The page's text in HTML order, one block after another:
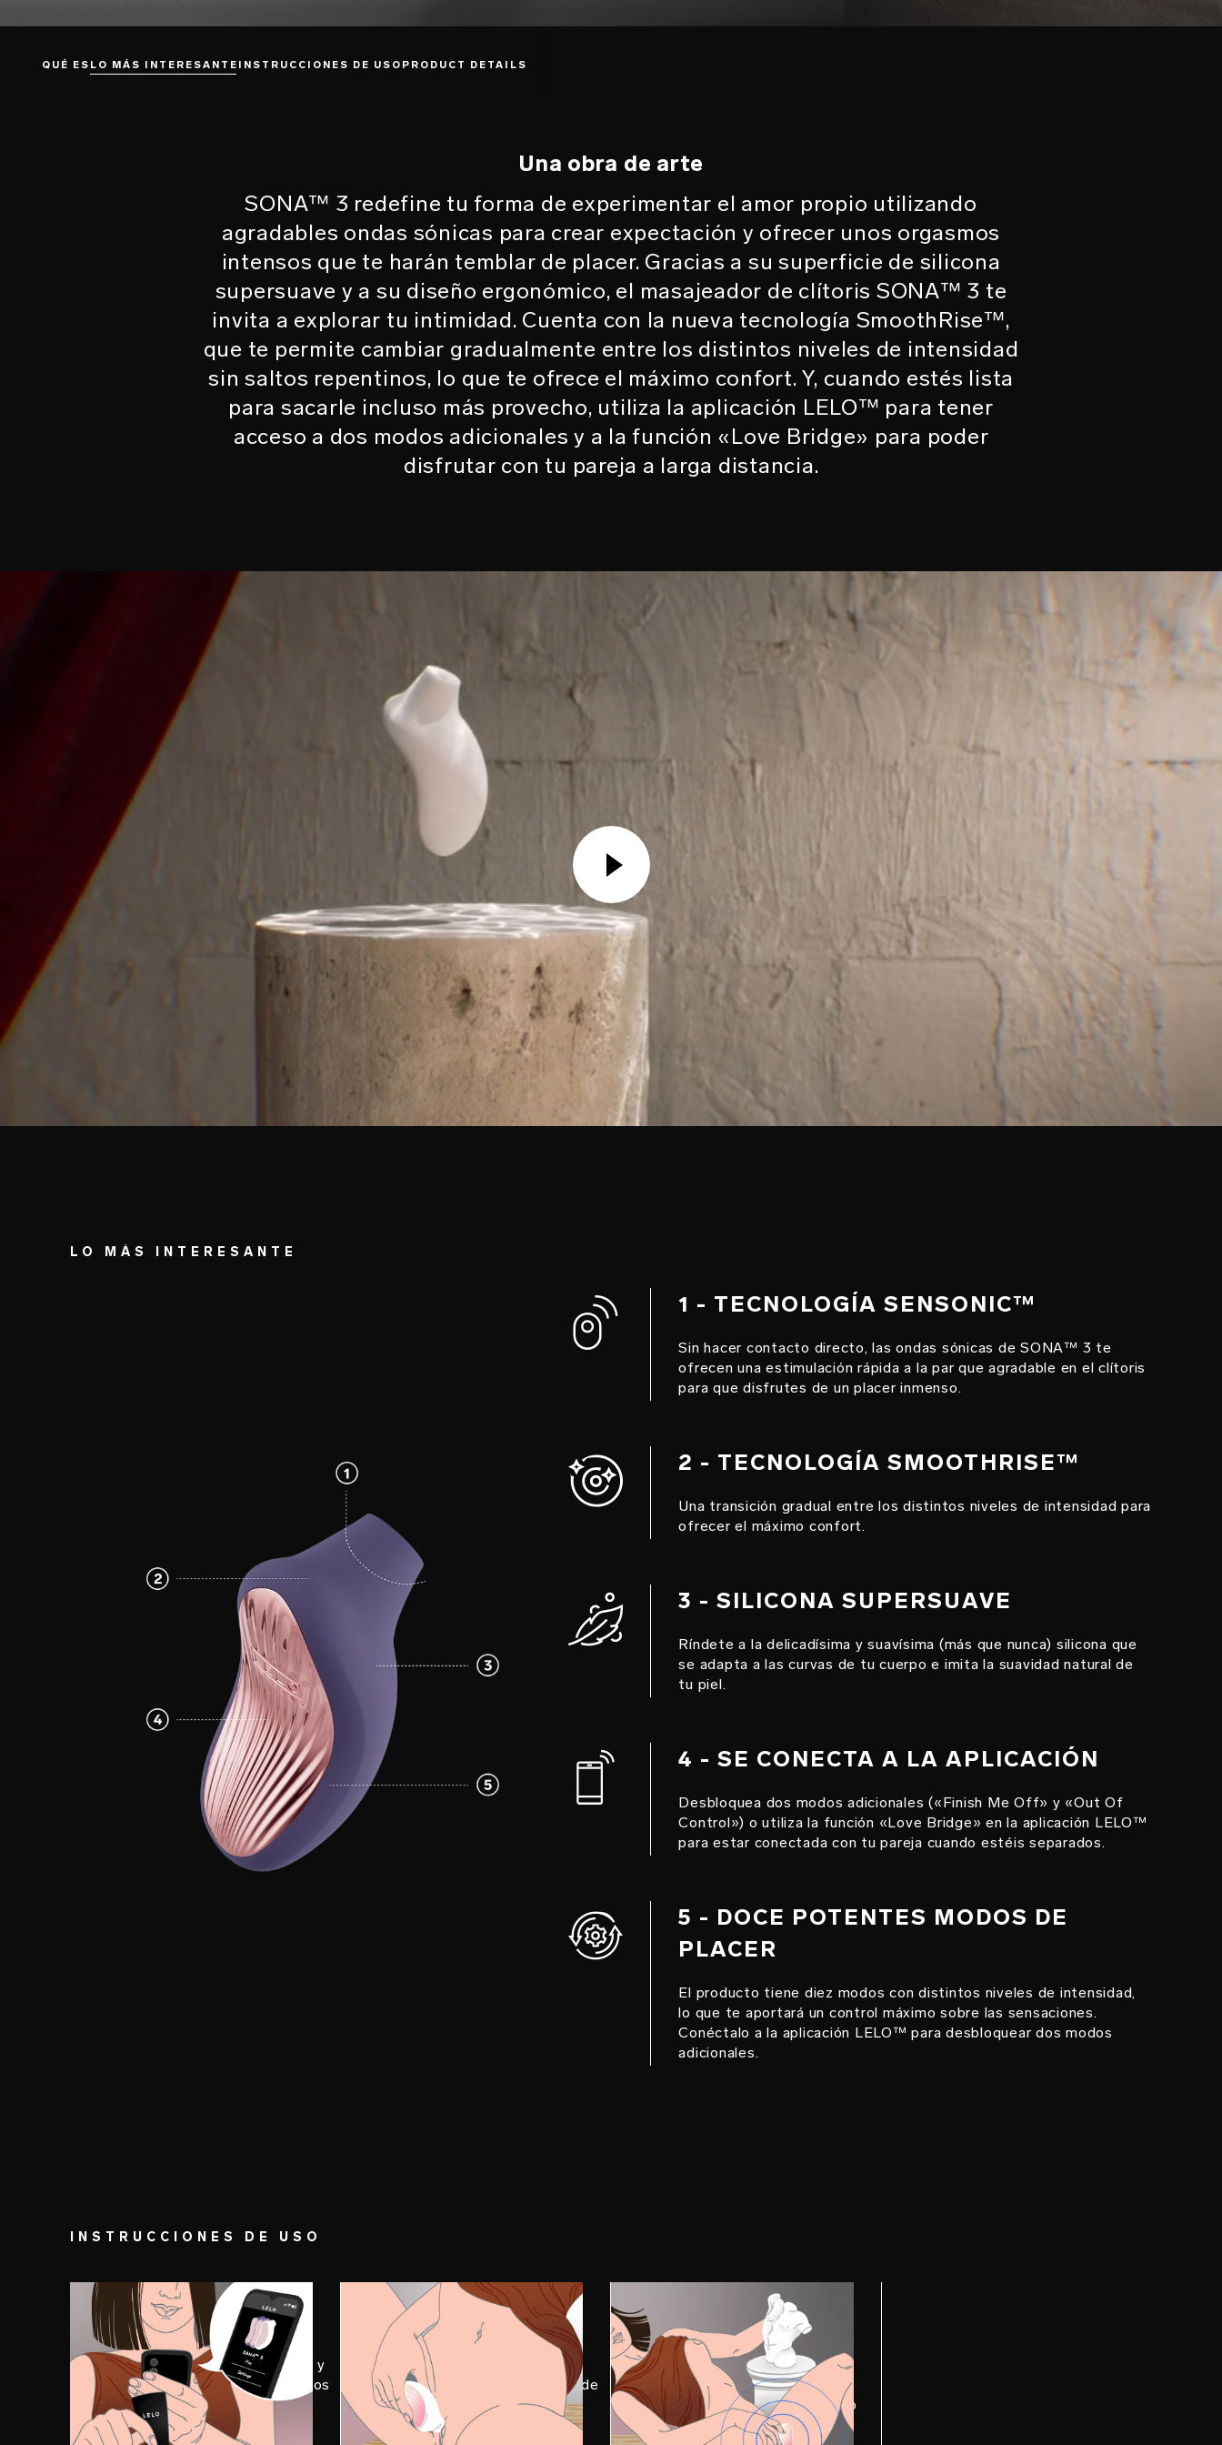
QUÉ ES LO MÁS INTERESANTE INSTRUCCIONES DE USO PRODUCT DETAILS
Una obra de arte
SONA™ 3 redefine tu forma de experimentar el amor propio utilizando
agradables ondas sónicas para crear expectación y ofrecer unos orgasmos
intensos que te harán temblar de placer. Gracias a su superficie de silicona
supersuave y a su diseño ergonómico, el masajeador de clítoris SONA™ 3 te
invita a explorar tu intimidad. Cuenta con la nueva tecnología SmoothRise™,
que te permite cambiar gradualmente entre los distintos niveles de intensidad
sin saltos repentinos, lo que te ofrece el máximo confort. Y, cuando estés lista
para sacarle incluso más provecho, utiliza la aplicación LELO™ para tener
acceso a dos modos adicionales y a la función «Love Bridge» para poder
disfrutar con tu pareja a larga distancia.
LO MÁS INTERESANTE
1 - TECNOLOGÍA SENSONIC™
Sin hacer contacto directo, las ondas sónicas de SONA™ 3 te
ofrecen una estimulación rápida a la par que agradable en el clítoris
para que disfrutes de un placer inmenso.
2 - TECNOLOGÍA SMOOTHRISE™
Una transición gradual entre los distintos niveles de intensidad para
ofrecer el máximo confort.
3 - SILICONA SUPERSUAVE
Ríndete a la delicadísima y suavísima (más que nunca) silicona que
se adapta a las curvas de tu cuerpo e imita la suavidad natural de
tu piel.
4 - SE CONECTA A LA APLICACIÓN
Desbloquea dos modos adicionales («Finish Me Off» y «Out Of
Control») o utiliza la función «Love Bridge» en la aplicación LELO™
para estar conectada con tu pareja cuando estéis separados.
5 - DOCE POTENTES MODOS DE
PLACER
El producto tiene diez modos con distintos niveles de intensidad,
lo que te aportará un control máximo sobre las sensaciones.
Conéctalo a la aplicación LELO™ para desbloquear dos modos
adicionales.
INSTRUCCIONES DE USO
PASO 1
Prepárate
Descárgate la aplicación LELO™ y
conecta tu aparato para activar los
modos exclusivos. Ahora, aplica
una generosa cantidad de LELO
PASO 2
Explora
Enciéndelo y coloca la boca del
aparato sobre el clítoris o cerca de
él, y baja el ritmo si te resulta
demasiado intenso.
Disfruta
Encuentra tu punto óptimo,
explora sus distintos modos y
disfruta de un orgasmo clitoriano
alucinante. Añade más LELO